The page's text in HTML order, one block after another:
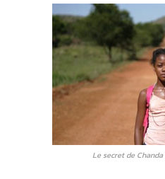
Le secret de